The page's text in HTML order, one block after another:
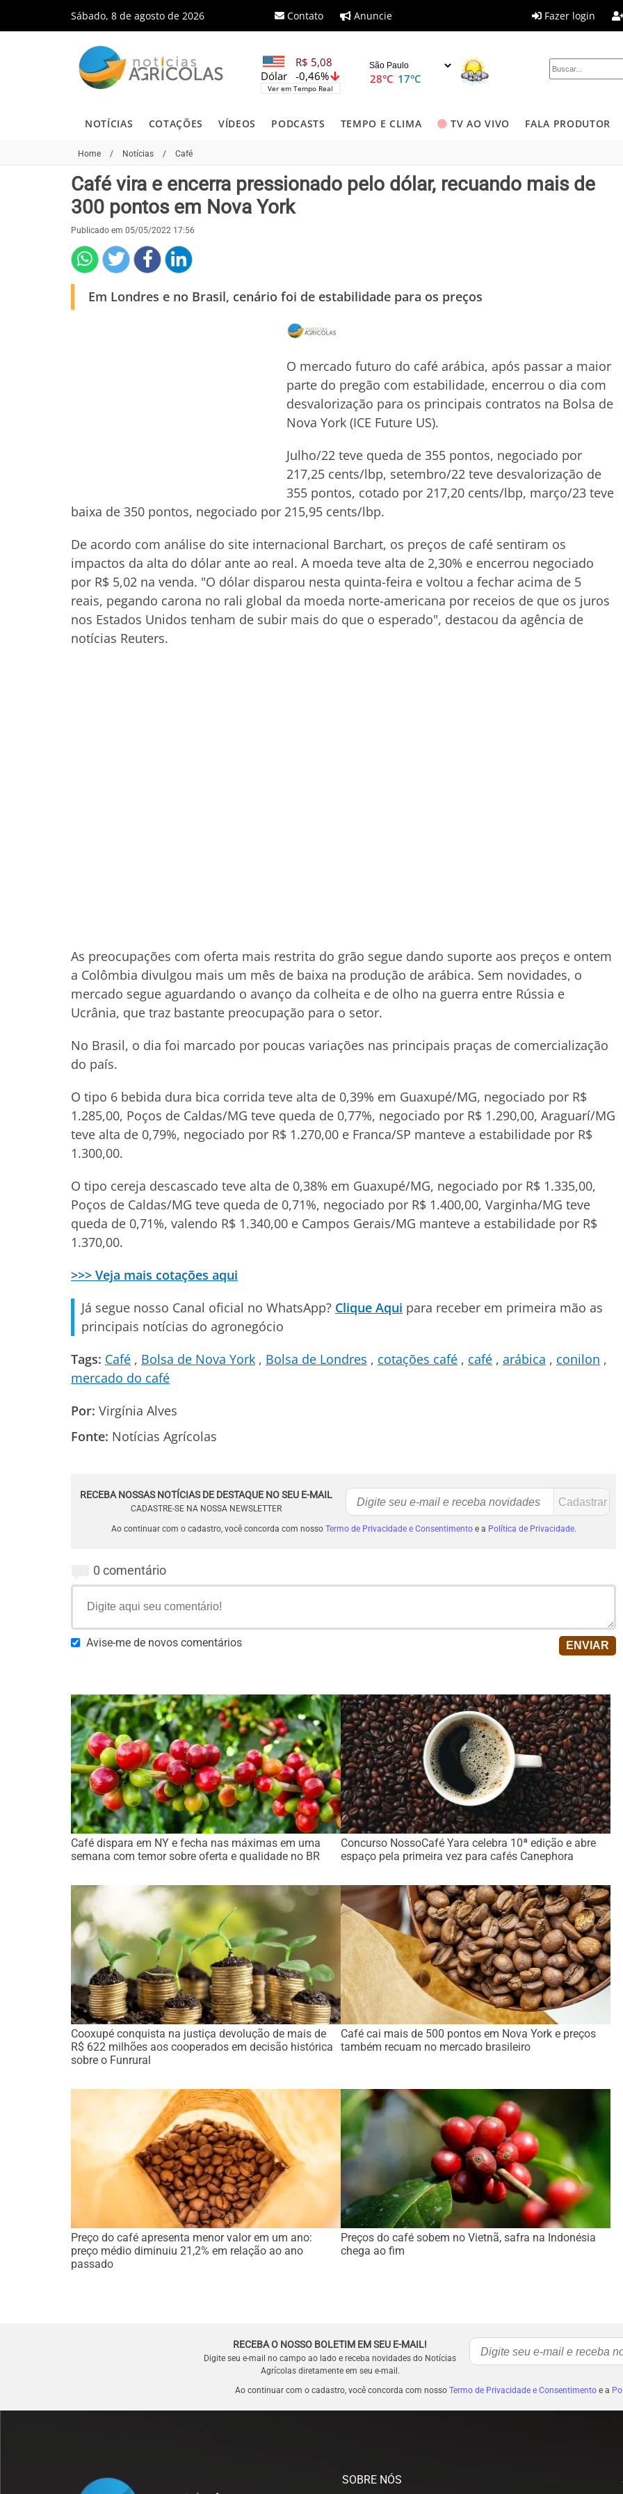
Sábado, 8 de agosto de 2026 Contato Anuncie Fazer login
R$ 5,08
-0,46%
Dólar
Ver em Tempo Real
28°C 17°C
NOTÍCIAS COTAÇÕES VÍDEOS PODCASTS TEMPO E CLIMA TV AO VIVO FALA PRODUTOR
Home / Notícias / Café
Café vira e encerra pressionado pelo dólar, recuando mais de
300 pontos em Nova York
Publicado em 05/05/2022 17:56
Em Londres e no Brasil, cenário foi de estabilidade para os preços
O mercado futuro do café arábica, após passar a maior
parte do pregão com estabilidade, encerrou o dia com
desvalorização para os principais contratos na Bolsa de
Nova York (ICE Future US).
Julho/22 teve queda de 355 pontos, negociado por
217,25 cents/lbp, setembro/22 teve desvalorização de
355 pontos, cotado por 217,20 cents/lbp, março/23 teve
baixa de 350 pontos, negociado por 215,95 cents/lbp.
De acordo com análise do site internacional Barchart, os preços de café sentiram os
impactos da alta do dólar ante ao real. A moeda teve alta de 2,30% e encerrou negociado
por R$ 5,02 na venda. "O dólar disparou nesta quinta-feira e voltou a fechar acima de 5
reais, pegando carona no rali global da moeda norte-americana por receios de que os juros
nos Estados Unidos tenham de subir mais do que o esperado", destacou da agência de
notícias Reuters.
As preocupações com oferta mais restrita do grão segue dando suporte aos preços e ontem
a Colômbia divulgou mais um mês de baixa na produção de arábica. Sem novidades, o
mercado segue aguardando o avanço da colheita e de olho na guerra entre Rússia e
Ucrânia, que traz bastante preocupação para o setor.
No Brasil, o dia foi marcado por poucas variações nas principais praças de comercialização
do país.
O tipo 6 bebida dura bica corrida teve alta de 0,39% em Guaxupé/MG, negociado por R$
1.285,00, Poços de Caldas/MG teve queda de 0,77%, negociado por R$ 1.290,00, Araguarí/MG
teve alta de 0,79%, negociado por R$ 1.270,00 e Franca/SP manteve a estabilidade por R$
1.300,00.
O tipo cereja descascado teve alta de 0,38% em Guaxupé/MG, negociado por R$ 1.335,00,
Poços de Caldas/MG teve queda de 0,71%, negociado por R$ 1.400,00, Varginha/MG teve
queda de 0,71%, valendo R$ 1.340,00 e Campos Gerais/MG manteve a estabilidade por R$
1.370,00.
>>> Veja mais cotações aqui
Já segue nosso Canal oficial no WhatsApp? Clique Aqui para receber em primeira mão as
principais notícias do agronegócio
Tags: Café Bolsa de Nova York Bolsa de Londres cotações café café arábica
conilon
mercado do café
Por: Virgínia Alves
Fonte: Notícias Agrícolas
RECEBA NOSSAS NOTÍCIAS DE DESTAQUE NO SEU E-MAIL
CADASTRE-SE NA NOSSA NEWSLETTER
Ao continuar com o cadastro, você concorda com nosso Termo de Privacidade e Consentimentoe a Política de Privacidade.
0 comentário
Avise-me de novos comentários
Café dispara em NY e fecha nas máximas em uma
semana com temor sobre oferta e qualidade no BR
Concurso NossoCafé Yara celebra 10ª edição e abre
espaço pela primeira vez para cafés Canephora
Cooxupé conquista na justiça devolução de mais de
R$ 622 milhões aos cooperados em decisão histórica
sobre o Funrural
Café cai mais de 500 pontos em Nova York e preços
também recuam no mercado brasileiro
Preço do café apresenta menor valor em um ano:
preço médio diminuiu 21,2% em relação ao ano
passado
Preços do café sobem no Vietnã, safra na Indonésia
chega ao fim
RECEBA O NOSSO BOLETIM EM SEU E-MAIL!
Digite seu e-mail no campo ao lado e receba novidades do Notícias
Agrícolas diretamente em seu e-mail.
Ao continuar com o cadastro, você concorda com nosso Termo de Privacidade e Consentimentoe a
SOBRE NÓS